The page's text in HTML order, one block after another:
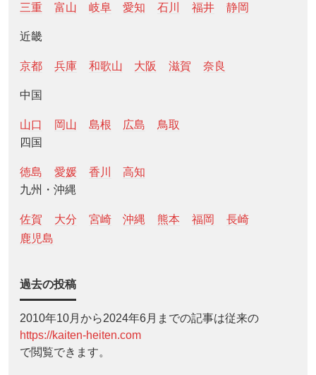
三重 富山 岐阜 愛知 石川 福井 静岡
近畿
京都 兵庫 和歌山 大阪 滋賀 奈良
中国
山口 岡山 島根 広島
鳥取
四国
徳島 愛媛 香川
高知
九州・沖縄
佐賀 大分 宮崎 沖縄 熊本 福岡
長崎
鹿児島
過去の投稿
2010年10月から2024年6月までの記事は従来の
https://kaiten-heiten.com
で閲覧できます。